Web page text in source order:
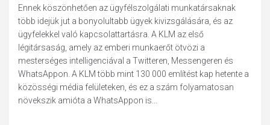
Ennek köszönhetően az ügyfélszolgálati munkatársaknak
több idejük jut a bonyolultabb ügyek kivizsgálására, és az
ügyfelekkel való kapcsolattartásra. A KLM az első
légitársaság, amely az emberi munkaerőt ötvözi a
mesterséges intelligenciával a Twitteren, Messengeren és
WhatsAppon. A KLM több mint 130 000 említést kap hetente a
közösségi média felületeken, és ez a szám folyamatosan
növekszik amióta a WhatsAppon is...